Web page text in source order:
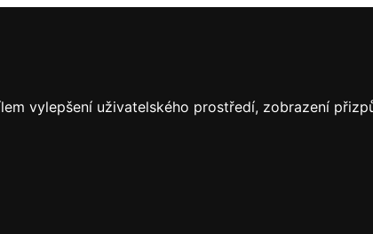
vylepšení uživatelského prostředí, zobrazení